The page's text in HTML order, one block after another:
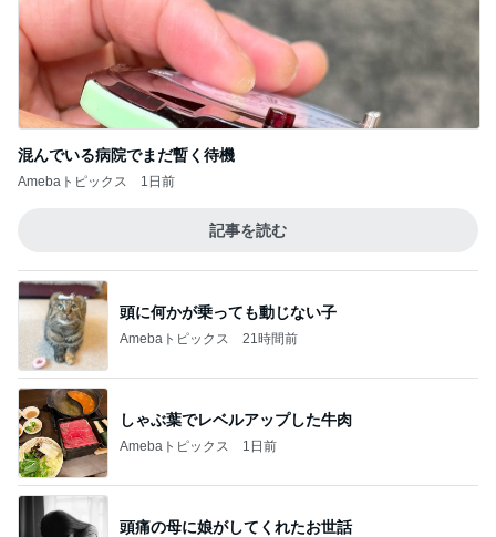
混んでいる病院でまだ暫く待機
Amebaトピックス 1日前
記事を読む
頭に何かが乗っても動じない子
Amebaトピックス 21時間前
しゃぶ葉でレベルアップした牛肉
Amebaトピックス 1日前
頭痛の母に娘がしてくれたお世話